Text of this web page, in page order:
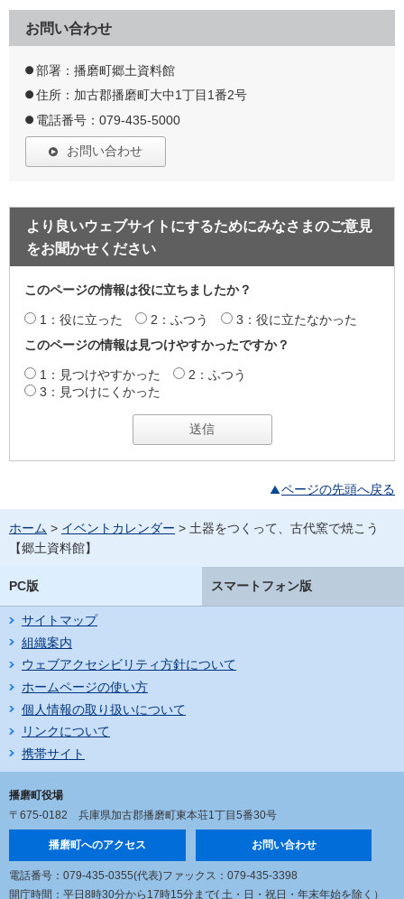
お問い合わせ
部署：播磨町郷土資料館
住所：加古郡播磨町大中1丁目1番2号
電話番号：079-435-5000
お問い合わせ
より良いウェブサイトにするためにみなさまのご意見
をお聞かせください
このページの情報は役に立ちましたか？
1：役に立った 2：ふつう
3：役に立たなかった
このページの情報は見つけやすかったですか？
1：見つけやすかった
2：ふつう
3：見つけにくかった
ページの先頭へ戻る
ホーム > イベントカレンダー > 土器をつくって、古代窯で焼こう
【郷土資料館】
PC版 スマートフォン版
サイトマップ
組織案内
ウェブアクセシビリティ方針について
ホームページの使い方
個人情報の取り扱いについて
リンクについて
携帯サイト
播磨町役場
〒675-0182 兵庫県加古郡播磨町東本荘1丁目5番30号
播磨町へのアクセス お問い合わせ
電話番号：079-435-0355(代表)ファックス：079-435-3398
開庁時間：平日8時30分から17時15分まで( 土・日・祝日・年末年始を除く）